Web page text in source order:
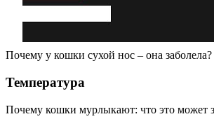
Почему у кошки сухой нос – она заболела?
Температура
Почему кошки мурлыкают: что это может